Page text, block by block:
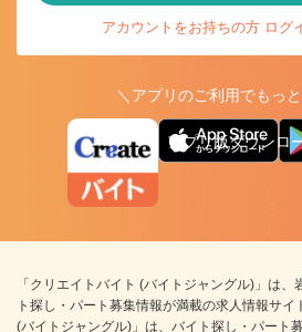
アカウントをお持ちの方 ログ
＼アプリのご利用でもっ
アプリ版ダウンロ
「クリエイトバイト (バイトジャングル)」は
ト探し・パート募集情報が満載の求人情報サイ
(バイトジャングル)」は、バイト探し・パート